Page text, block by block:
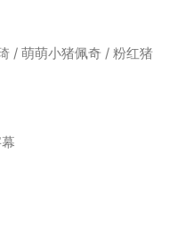
/ 萌萌小猪佩奇 / 粉红猪